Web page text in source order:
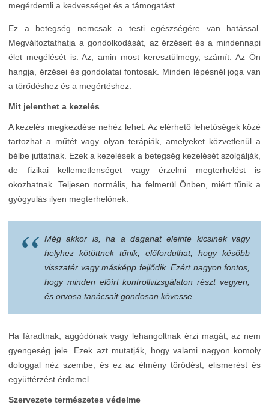
megérdemli a kedvességet és a támogatást.
Ez a betegség nemcsak a testi egészségére van hatással.
Megváltoztathatja a gondolkodását, az érzéseit és a mindennapi
élet megélését is. Az, amin most keresztülmegy, számít. Az Ön
hangja, érzései és gondolatai fontosak. Minden lépésnél joga van
a törődéshez és a megértéshez.
Mit jelenthet a kezelés
A kezelés megkezdése nehéz lehet. Az elérhető lehetőségek közé
tartozhat a műtét vagy olyan terápiák, amelyeket közvetlenül a
bélbe juttatnak. Ezek a kezelések a betegség kezelését szolgálják,
de fizikai kellemetlenséget vagy érzelmi megterhelést is
okozhatnak. Teljesen normális, ha felmerül Önben, miért tűnik a
gyógyulás ilyen megterhelőnek.
Még akkor is, ha a daganat eleinte kicsinek vagy
helyhez kötöttnek tűnik, előfordulhat, hogy később
visszatér vagy másképp fejlődik. Ezért nagyon fontos,
hogy minden előírt kontrollvizsgálaton részt vegyen,
és orvosa tanácsait gondosan kövesse.
Ha fáradtnak, aggódónak vagy lehangoltnak érzi magát, az nem
gyengeség jele. Ezek azt mutatják, hogy valami nagyon komoly
dologgal néz szembe, és ez az élmény törődést, elismerést és
együttérzést érdemel.
Szervezete természetes védelme